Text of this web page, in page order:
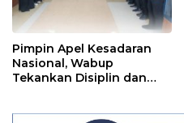
Pimpin Apel Kesadaran
Nasional, Wabup
Tekankan Disiplin dan